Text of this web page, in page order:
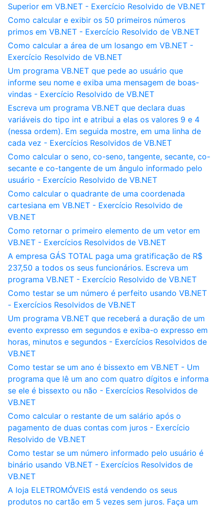
Superior em VB.NET - Exercício Resolvido de VB.NET
Como calcular e exibir os 50 primeiros números
primos em VB.NET - Exercício Resolvido de VB.NET
Como calcular a área de um losango em VB.NET -
Exercício Resolvido de VB.NET
Um programa VB.NET que pede ao usuário que
informe seu nome e exiba uma mensagem de boas-
vindas - Exercício Resolvido de VB.NET
Escreva um programa VB.NET que declara duas
variáveis do tipo int e atribui a elas os valores 9 e 4
(nessa ordem). Em seguida mostre, em uma linha de
cada vez - Exercícios Resolvidos de VB.NET
Como calcular o seno, co-seno, tangente, secante, co-
secante e co-tangente de um ângulo informado pelo
usuário - Exercício Resolvido de VB.NET
Como calcular o quadrante de uma coordenada
cartesiana em VB.NET - Exercício Resolvido de
VB.NET
Como retornar o primeiro elemento de um vetor em
VB.NET - Exercícios Resolvidos de VB.NET
A empresa GÁS TOTAL paga uma gratificação de R$
237,50 a todos os seus funcionários. Escreva um
programa VB.NET - Exercício Resolvido de VB.NET
Como testar se um número é perfeito usando VB.NET
- Exercícios Resolvidos de VB.NET
Um programa VB.NET que receberá a duração de um
evento expresso em segundos e exiba-o expresso em
horas, minutos e segundos - Exercícios Resolvidos de
VB.NET
Como testar se um ano é bissexto em VB.NET - Um
programa que lê um ano com quatro dígitos e informa
se ele é bissexto ou não - Exercícios Resolvidos de
VB.NET
Como calcular o restante de um salário após o
pagamento de duas contas com juros - Exercício
Resolvido de VB.NET
Como testar se um número informado pelo usuário é
binário usando VB.NET - Exercícios Resolvidos de
VB.NET
A loja ELETROMÓVEIS está vendendo os seus
produtos no cartão em 5 vezes sem juros. Faça um